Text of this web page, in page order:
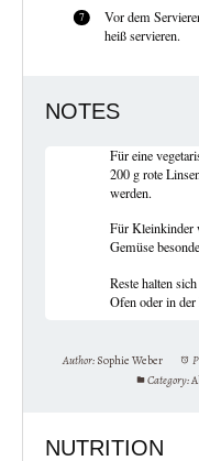
Vor dem
heiß servieren.
NOTES
Für eine
200 g rote
werden.
Für Kleinkinder
Gemüse
Reste halten
Ofen oder in
Author: Sophie Weber
Category:
NUTRITION